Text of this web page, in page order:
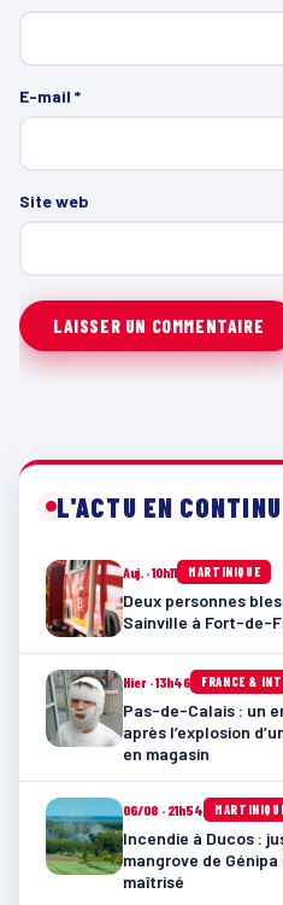
E-mail *
Site web
L'ACTU EN CONTINU
Auj. · 10h11 MARTINIQUE
Deux personnes
Sainville à Fort-de-
Hier · 13h46 FRANCE &
Pas-de-Calais : un
après l’explosion
en magasin
06/08 · 21h54
Incendie à Ducos :
mangrove de
maîtrisé